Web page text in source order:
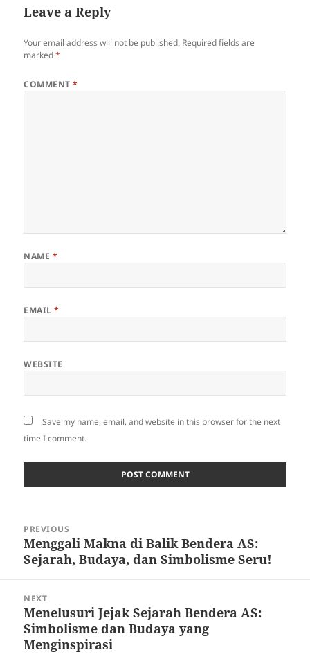
Leave a Reply
Your email address will not be published. Required fields are
marked*
COMMENT*
NAME *
EMAIL*
WEBSITE
Save my name, email, and website in this browser for the next
time I comment.
navigation
PREVIOUS
Previous
post:
Menggali Makna di Balik Bendera AS:
Sejarah, Budaya, dan Simbolisme Seru!
NEXT
Next
post:
Menelusuri Jejak Sejarah Bendera AS:
Simbolisme dan Budaya yang
Menginspirasi